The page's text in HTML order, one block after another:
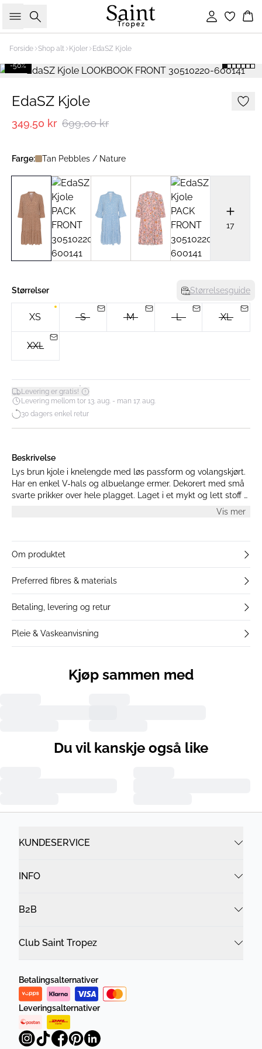
Søk Logg inn
Forside Shop alt Kjoler EdaSZ Kjole
-50%
EdaSZ Kjole
349,50 kr 699,00 kr
Farge: Tan Pebbles / Nature
17
Størrelser Størrelsesguide
XS S M L XL
XXL
Levering er gratis!*
Levering mellom tor 13. aug. - man 17. aug.
30 dagers enkel retur
Beskrivelse
Lys brun kjole i knelengde med løs passform og volangskjørt.
Har en enkel V-hals og albuelange ermer. Dekorert med små
svarte prikker over hele plagget. Laget i et mykt og lett stoff –
Vis mer
Om produktet
Preferred fibres & materials
Betaling, levering og retur
Pleie & Vaskeanvisning
Kjøp sammen med
Du vil kanskje også like
KUNDESERVICE
INFO
B2B
Club Saint Tropez
Betalingsalternativer
Leveringsalternativer